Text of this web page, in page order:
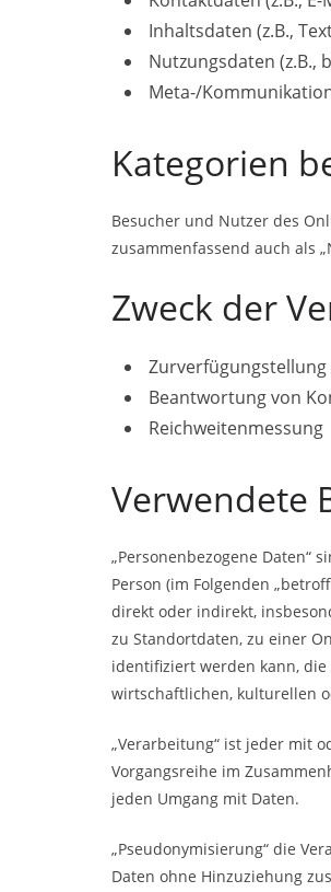
Inhaltsdaten (z.B.,
Nutzungsdaten (z.B.,
Meta-/
Kategorien
Besucher und Nutzer des
zusammenfassend auch als
Zweck der
Beantwortung von
Reichweitenmessung
Verwendete
„Personenbezogene
Person (im Folgenden
direkt oder indirekt,
zu Standortdaten, zu einer
identifiziert werden kann, die
wirtschaftlichen, kulturellen
„Verarbeitung“ ist jeder mit
Vorgangsreihe im
jeden Umgang mit Daten.
„Pseudonymisierung“ die
Daten ohne Hinzuziehung